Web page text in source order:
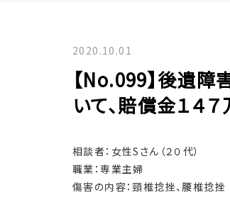
2020.10.01
【No.099】後遺
いて、賠償金１４
相談者：女性Sさん（２０代）
職業：専業主婦
傷害の内容：頸椎捻挫、腰椎捻挫